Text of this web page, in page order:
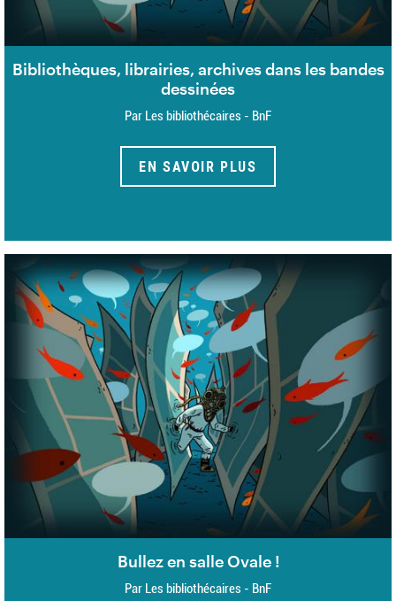
Bibliothèques, librairies, archives dans les bandes
dessinées
Par Les bibliothécaires - BnF
EN SAVOIR PLUS
Bullez en salle Ovale !
Par Les bibliothécaires - BnF